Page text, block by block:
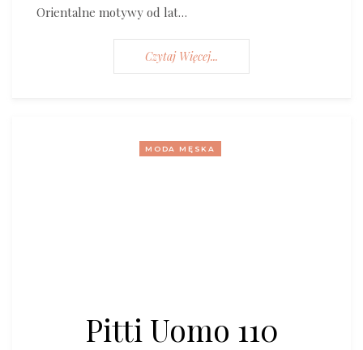
Orientalne motywy od lat…
Czytaj Więcej...
MODA MĘSKA
Pitti Uomo 110